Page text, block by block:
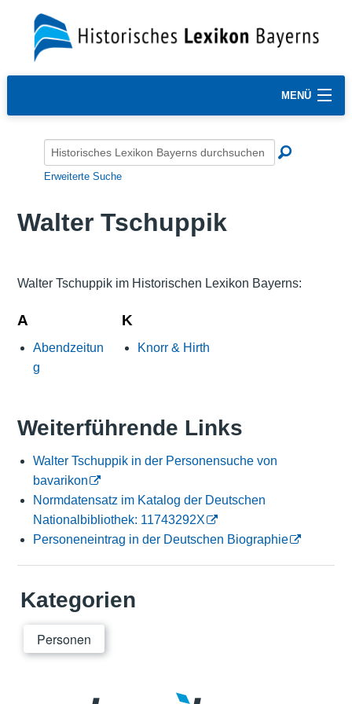
MENÜ
Erweiterte Suche
Walter Tschuppik
Walter Tschuppik im Historischen Lexikon Bayerns:
A
Abendzeitun
g
K
Knorr & Hirth
Weiterführende Links
Walter Tschuppik in der Personensuche von
bavarikon
Normdatensatz im Katalog der Deutschen
Nationalbibliothek: 11743292X
Personeneintrag in der Deutschen Biographie
Kategorien
Personen